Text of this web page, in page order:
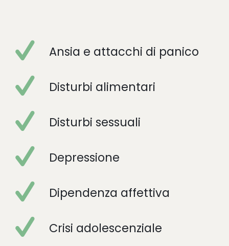
Ansia e attacchi di panico
Disturbi alimentari
Disturbi sessuali
Depressione
Dipendenza affettiva
Crisi adolescenziale